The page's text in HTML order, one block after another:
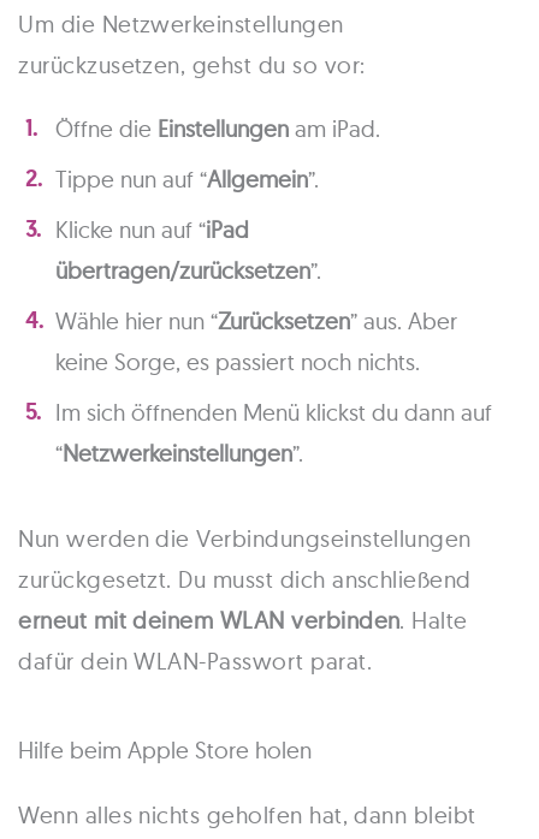
Um die Netzwerkeinstellungen
zurückzusetzen, gehst du so vor:
Öffne die Einstellungen am iPad.
Tippe nun auf “Allgemein”.
Klicke nun auf “iPad
übertragen/zurücksetzen”.
Wähle hier nun “Zurücksetzen” aus. Aber
keine Sorge, es passiert noch nichts.
Im sich öffnenden Menü klickst du dann auf
“Netzwerkeinstellungen”.
Nun werden die Verbindungseinstellungen
zurückgesetzt. Du musst dich anschließend
erneut mit deinem WLAN verbinden. Halte
dafür dein WLAN-Passwort parat.
Hilfe beim Apple Store holen
Wenn alles nichts geholfen hat, dann bleibt